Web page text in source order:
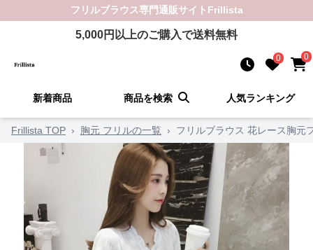
フリルブラウス専門通販サイト Frillista
5,000円以上のご購入で送料無料
0 0
新着商品 商品を検索 人気ランキング
Frillista TOP › 胸元 フリルの一覧 › フリルブラウス 花レース胸元